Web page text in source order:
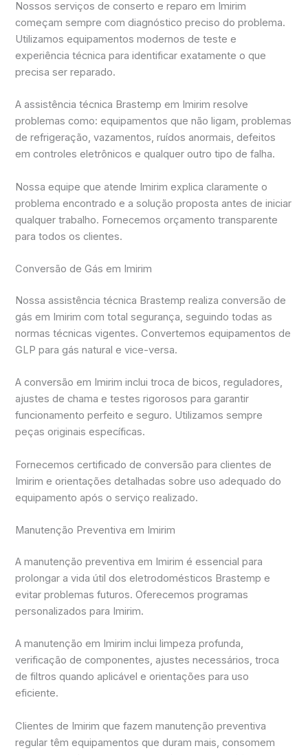
Nossos serviços de conserto e reparo em Imirim
começam sempre com diagnóstico preciso do problema.
Utilizamos equipamentos modernos de teste e
experiência técnica para identificar exatamente o que
precisa ser reparado.
A assistência técnica Brastemp em Imirim resolve
problemas como: equipamentos que não ligam, problemas
de refrigeração, vazamentos, ruídos anormais, defeitos
em controles eletrônicos e qualquer outro tipo de falha.
Nossa equipe que atende Imirim explica claramente o
problema encontrado e a solução proposta antes de iniciar
qualquer trabalho. Fornecemos orçamento transparente
para todos os clientes.
Conversão de Gás em Imirim
Nossa assistência técnica Brastemp realiza conversão de
gás em Imirim com total segurança, seguindo todas as
normas técnicas vigentes. Convertemos equipamentos de
GLP para gás natural e vice-versa.
A conversão em Imirim inclui troca de bicos, reguladores,
ajustes de chama e testes rigorosos para garantir
funcionamento perfeito e seguro. Utilizamos sempre
peças originais específicas.
Fornecemos certificado de conversão para clientes de
Imirim e orientações detalhadas sobre uso adequado do
equipamento após o serviço realizado.
Manutenção Preventiva em Imirim
A manutenção preventiva em Imirim é essencial para
prolongar a vida útil dos eletrodomésticos Brastemp e
evitar problemas futuros. Oferecemos programas
personalizados para Imirim.
A manutenção em Imirim inclui limpeza profunda,
verificação de componentes, ajustes necessários, troca
de filtros quando aplicável e orientações para uso
eficiente.
Clientes de Imirim que fazem manutenção preventiva
regular têm equipamentos que duram mais, consomem